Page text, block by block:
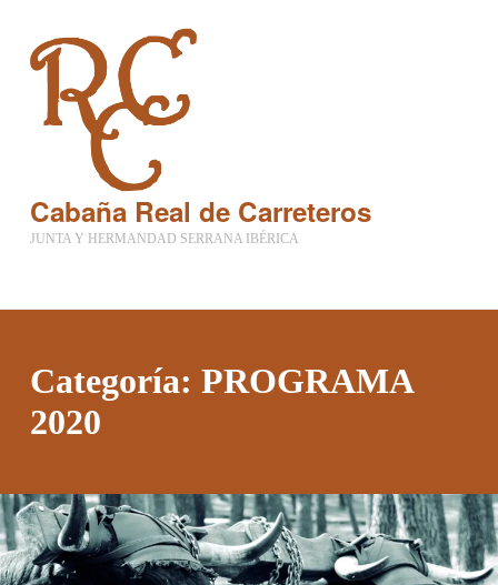
Cabaña Real de Carreteros
JUNTA Y HERMANDAD SERRANA IBÉRICA
Categoría: PROGRAMA
2020